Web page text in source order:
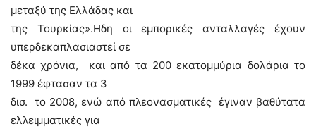
μεταξύ της Ελλάδας και
της Τουρκίας».Ηδη οι εμπορικές ανταλλαγές έχουν
υπερδεκαπλασιαστεί σε
δέκα χρόνια, και από τα 200 εκατομμύρια δολάρια το
1999 έφτασαν τα 3
δισ. το 2008, ενώ από πλεονασματικές έγιναν βαθύτατα
ελλειμματικές για